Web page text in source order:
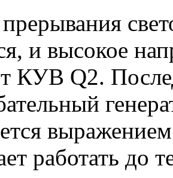
и высокое
КУВ Q2.
работать до